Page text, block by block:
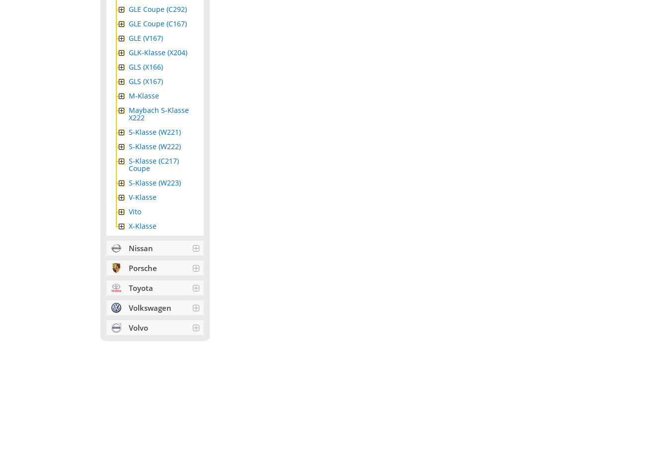
GLE Coupe (C292)
GLE Coupe (C167)
GLE (V167)
GLK-Klasse (X204)
GLS (X166)
GLS (X167)
M-Klasse
Maybach S-Klasse
X222
S-Klasse (W221)
S-Klasse (W222)
S-Klasse (C217)
Coupe
S-Klasse (W223)
V-Klasse
Vito
X-Klasse
Nissan
Porsche
Toyota
Volkswagen
Volvo